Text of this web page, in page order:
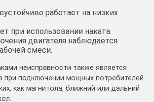
работает на низких
при использовании наката.
двигателя наблюдается
смеси.
неисправности также является
при подключении мощных потребителей
как магнитола, ближний или дальний